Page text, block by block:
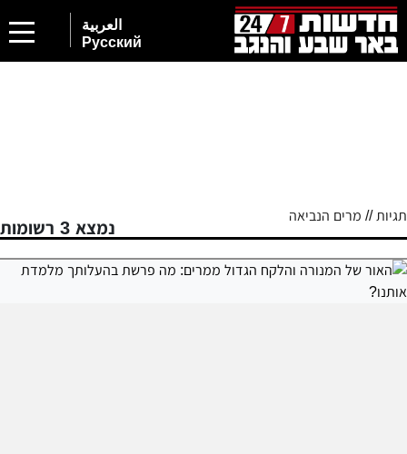
العربية
Русский
תגיות // מרים הנביאה
נמצא 3 רשומות